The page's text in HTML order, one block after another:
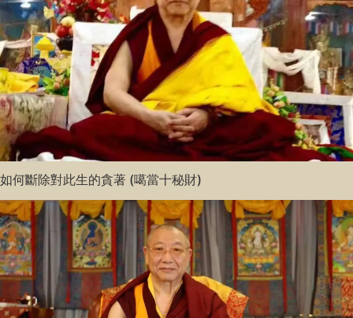
如何斷除對此生的貪著 (噶當十秘財)